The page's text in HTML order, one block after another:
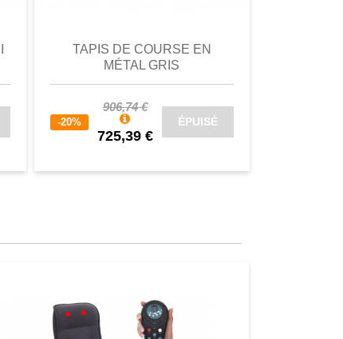
TAPIS DE COURSE EN
MÉTAL GRIS
-20%
906,74 €
725,39 €
ÉPUISÉ